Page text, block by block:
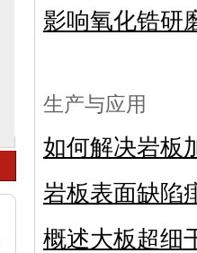
影响氧化锆研
生产与应用
如何解决岩板
岩板表面缺陷
概述大板超细